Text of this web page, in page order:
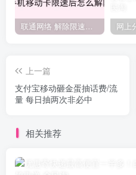
联通网络 解除限速方法参考！畅享、畅玩、老白干等及其它地区自测了
上一篇
支付宝移动砸金蛋抽话费/流
量 每日抽两次非必中
相关推荐